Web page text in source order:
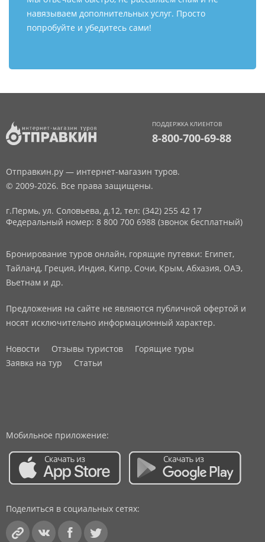
навязываем дополнительных услуг. Просто
попробуйте и убедитесь сами!
ПОДДЕРЖКА КЛИЕНТОВ
8-800-700-69-88
Отправкин.ру — интернет-магазин туров.
© 2009-2026. Все права защищены.
г.Пермь, ул. Соловьева, д.12, тел: (342) 255 42 17
Федеральный номер: 8 800 700 6988 (звонок бесплатный)
Бронирование туров онлайн, горящие путевки: Египет,
Тайланд, Греция, Индия, Кипр, Сочи, Крым, Абхазия, ОАЭ,
Вьетнам и др.
Предложения на сайте не являются публичной офертой и
носят исключительно информационный характер.
Новости Отзывы туристов
Горящие туры
Заявка на тур
Статьи
Мобильное приложение:
Поделиться в социальных сетях: